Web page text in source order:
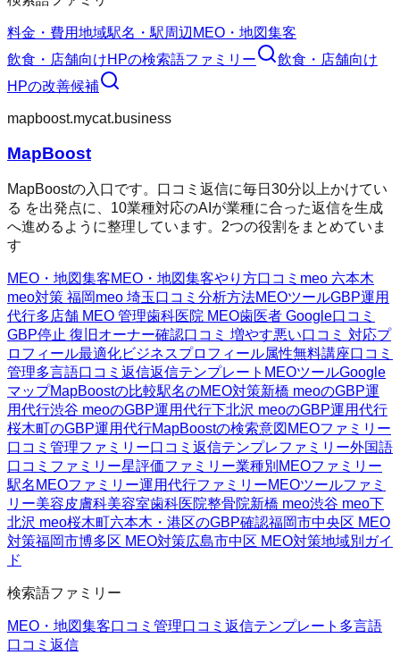
料金・費用地域駅名・駅周辺 MEO・地図集客
飲食・店舗向けHPの検索語ファミリー
飲食・店舗向け
HPの改善候補
mapboost.mycat.business
MapBoost
MapBoostの入口です。口コミ返信に毎日30分以上かけてい
る を出発点に、10業種対応のAIが業種に合った返信を生成
へ進めるように整理しています。2つの役割をまとめていま
す
MEO・地図集客MEO・地図集客やり方口コミ meo 六本木
meo対策 福岡meo 埼玉口コミ分析方法MEOツールGBP運用
代行多店舗 MEO 管理歯科医院 MEO歯医者 Google口コミ
GBP停止 復旧 オーナー確認口コミ 増やす悪い口コミ 対応プ
ロフィール最適化ビジネスプロフィール属性無料講座口コミ
管理多言語口コミ返信返信テンプレート MEOツールGoogle
マップMapBoostの比較駅名のMEO対策新橋 meoのGBP運
用代行渋谷 meoのGBP運用代行下北沢 meoのGBP運用代行
桜木町のGBP運用代行MapBoostの検索意図 MEOファミリー
口コミ管理ファミリー口コミ返信テンプレファミリー外国語
口コミファミリー星評価ファミリー業種別MEOファミリー
駅名MEOファミリー運用代行ファミリーMEOツールファミ
リー美容皮膚科美容室歯科医院整骨院新橋 meo渋谷 meo下
北沢 meo桜木町六本木・港区のGBP確認福岡市中央区 MEO
対策福岡市博多区 MEO対策広島市中区 MEO対策地域別ガイ
ド
検索語ファミリー
MEO・地図集客口コミ管理口コミ返信テンプレート 多言語
口コミ返信